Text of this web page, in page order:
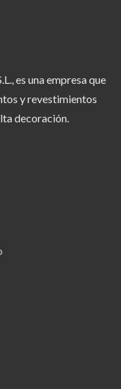
es una empresa que
y revestimientos
decoración.